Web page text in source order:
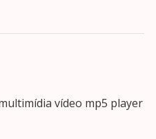
vídeo mp5 player